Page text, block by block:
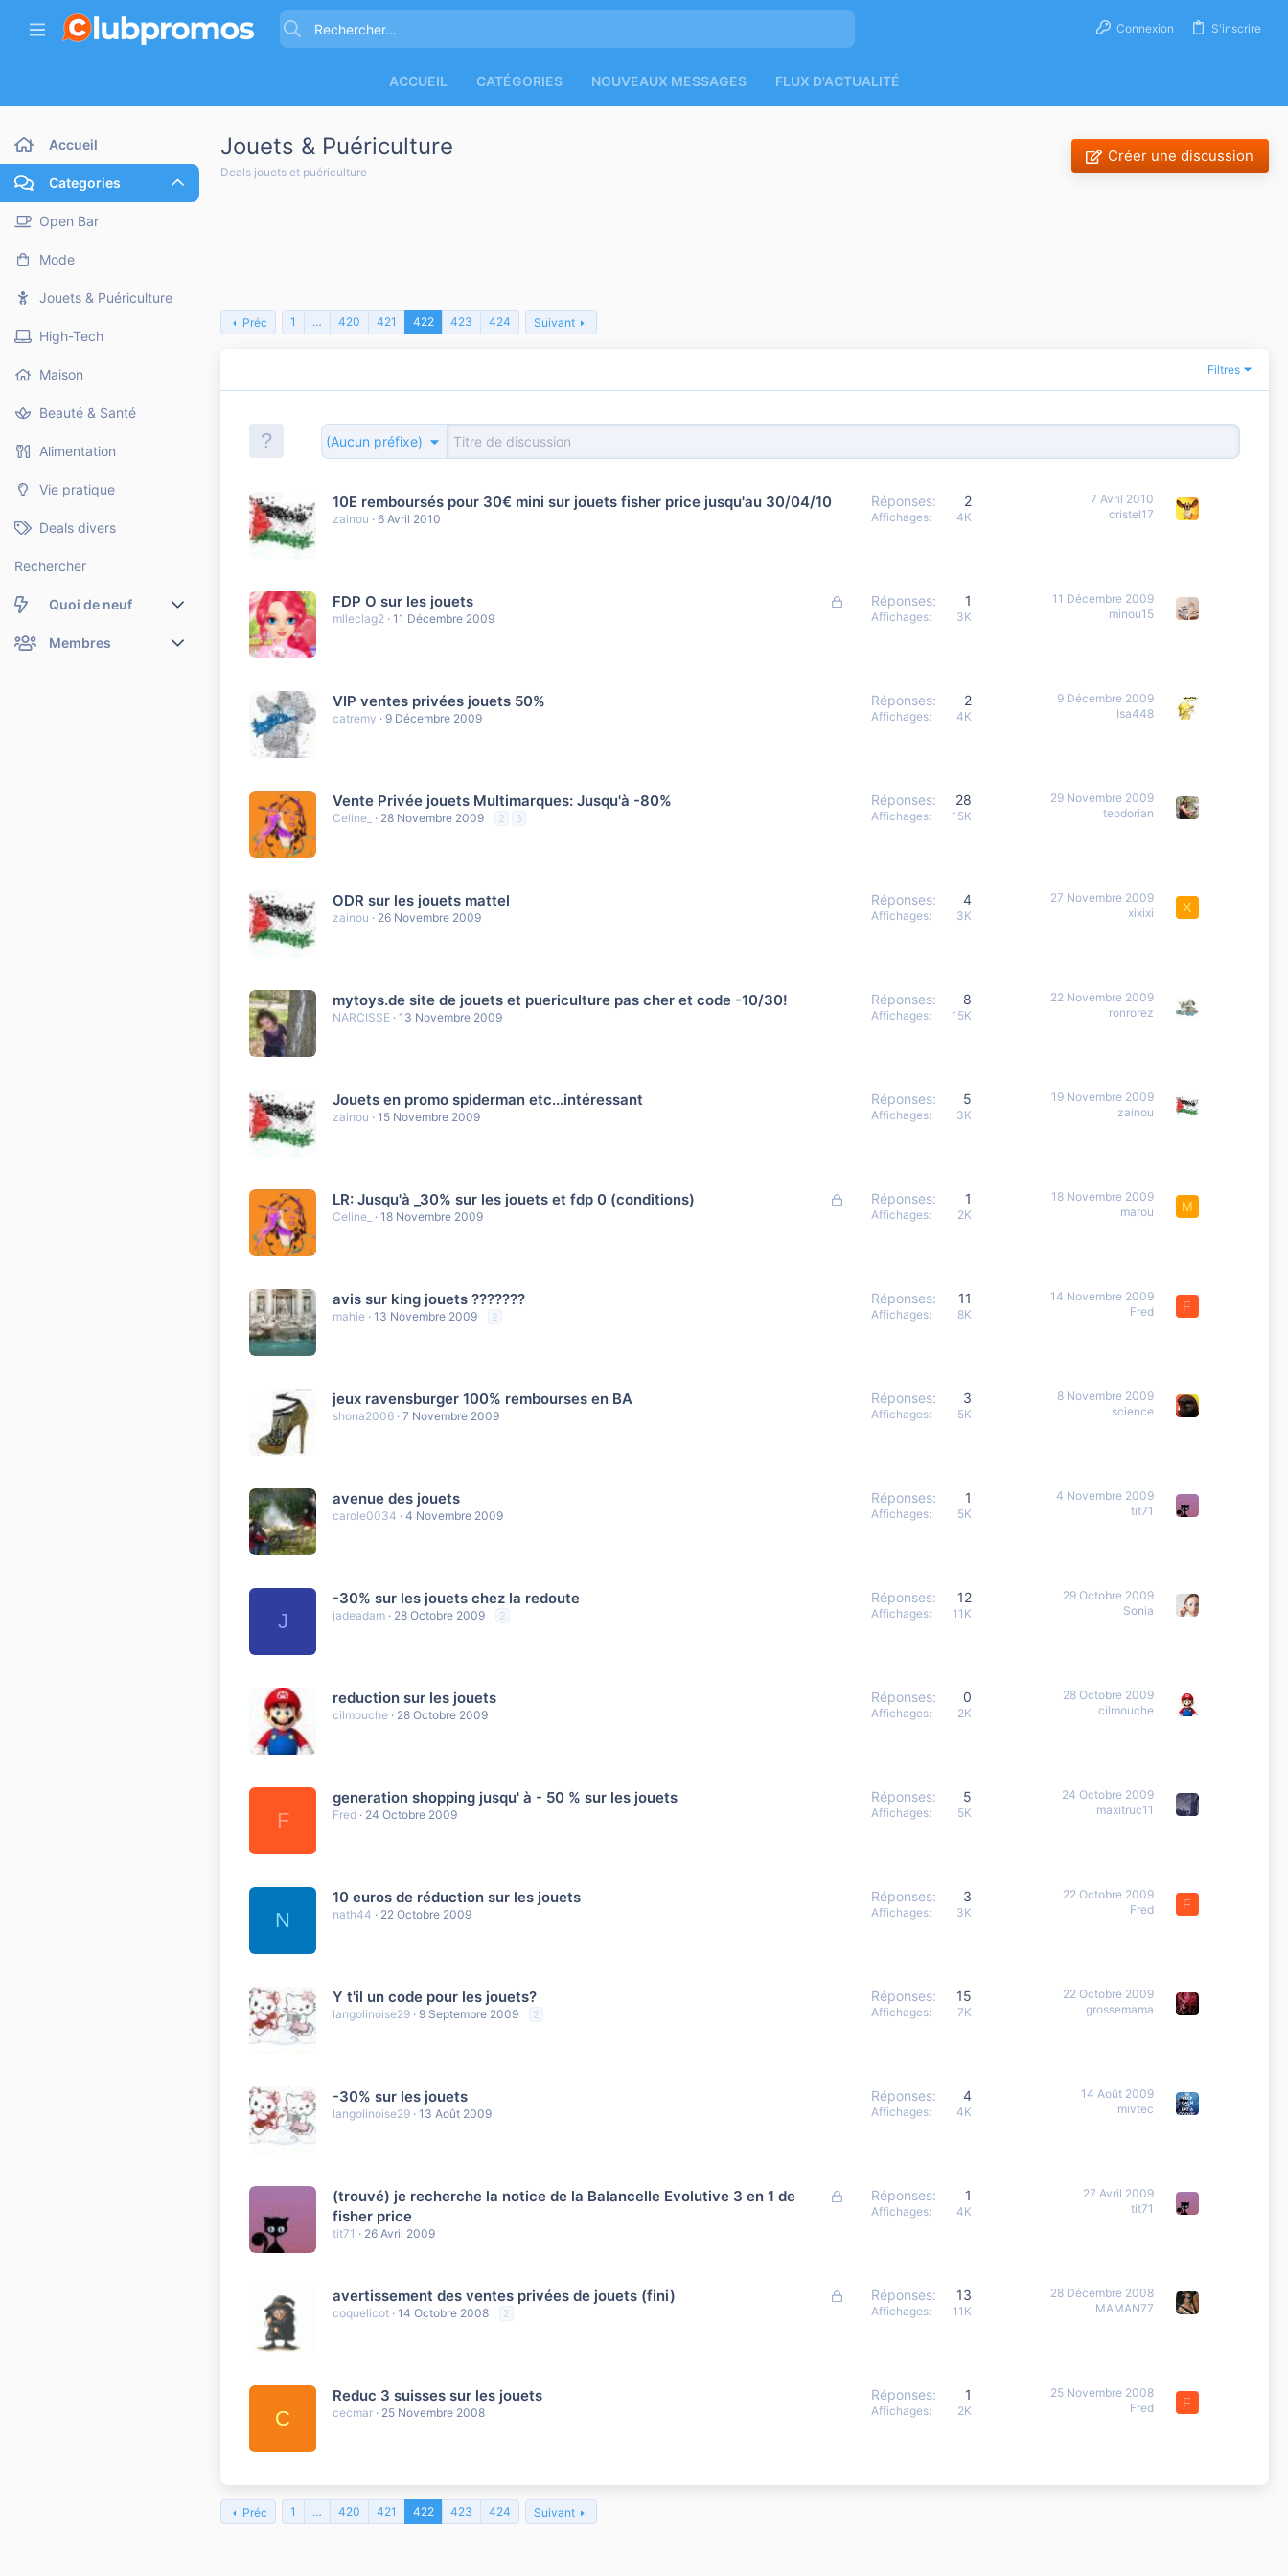
Connexion S'inscrire
ACCUEIL CATÉGORIES NOUVEAUX MESSAGES FLUX D'ACTUALITÉ
Accueil
Categories
Open Bar
Mode
Jouets & Puériculture
High-Tech
Maison
Beauté & Santé
Alimentation
Vie pratique
Deals divers
Rechercher
Quoi de neuf
Nouveaux messages
Membres
Jouets & Puériculture
Deals jouets et puériculture
Créer une discussion
Préc 1 … 420 421 422 423 424 Suivant
Filtres
(Aucun préfixe)
10E remboursés pour 30€ mini sur jouets fisher price jusqu'au 30/04/10
zainou 6 Avril 2010
Réponses 2
Affichages 4K
7 Avril 2010
cristel17
F
FDP O sur les jouets
mlleclag2 11 Décembre 2009
Réponses 1
Affichages 3K
11 Décembre 2009
minou15
VIP ventes privées jouets 50%
catremy 9 Décembre 2009
Réponses 2
Affichages 4K
9 Décembre 2009
Isa448
Vente Privée jouets Multimarques: Jusqu'à -80%
Celine_ 28 Novembre 2009 2 3
Réponses 28
Affichages 15K
29 Novembre 2009
teodorian
ODR sur les jouets mattel
zainou 26 Novembre 2009
Réponses 4
Affichages 3K
27 Novembre 2009
xixixi
X
mytoys.de site de jouets et puericulture pas cher et code -10/30!
NARCISSE 13 Novembre 2009
Réponses 8
Affichages 15K
22 Novembre 2009
ronrorez
Jouets en promo spiderman etc...intéressant
zainou 15 Novembre 2009
Réponses 5
Affichages 3K
19 Novembre 2009
zainou
F
LR: Jusqu'à _30% sur les jouets et fdp 0 (conditions)
Celine_ 18 Novembre 2009
Réponses 1
Affichages 2K
18 Novembre 2009
marou
M
avis sur king jouets ???????
mahie 13 Novembre 2009 2
Réponses 11
Affichages 8K
14 Novembre 2009
Fred
F
jeux ravensburger 100% rembourses en BA
shona2006 7 Novembre 2009
Réponses 3
Affichages 5K
8 Novembre 2009
science
avenue des jouets
carole0034 4 Novembre 2009
Réponses 1
Affichages 5K
4 Novembre 2009
tit71
J
-30% sur les jouets chez la redoute
jadeadam 28 Octobre 2009 2
Réponses 12
Affichages 11K
29 Octobre 2009
Sonia
reduction sur les jouets
cilmouche 28 Octobre 2009
Réponses 0
Affichages 2K
28 Octobre 2009
cilmouche
F
generation shopping jusqu' à - 50 % sur les jouets
Fred 24 Octobre 2009
Réponses 5
Affichages 5K
24 Octobre 2009
maxitruc11
N
10 euros de réduction sur les jouets
nath44 22 Octobre 2009
Réponses 3
Affichages 3K
22 Octobre 2009
Fred
F
Y t'il un code pour les jouets?
langolinoise29 9 Septembre 2009 2
Réponses 15
Affichages 7K
22 Octobre 2009
grossemama
-30% sur les jouets
langolinoise29 13 Août 2009
Réponses 4
Affichages 4K
14 Août 2009
mivtec
F
(trouvé) je recherche la notice de la Balancelle Evolutive 3 en 1 de
fisher price
tit71 26 Avril 2009
Réponses 1
Affichages 4K
27 Avril 2009
tit71
F
avertissement des ventes privées de jouets (fini)
coquelicot 14 Octobre 2008 2
Réponses 13
Affichages 11K
28 Décembre 2008
MAMAN77
C
Reduc 3 suisses sur les jouets
cecmar 25 Novembre 2008
Réponses 1
Affichages 2K
25 Novembre 2008
Fred
F
Préc 1 … 420 421 422 423 424 Suivant